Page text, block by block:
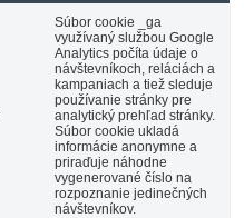
Súbor cookie _ga
využívaný službou Google
Analytics počíta údaje o
návštevníkoch, reláciách a
kampaniach a tiež sleduje
používanie stránky pre
analytický prehľad stránky.
Súbor cookie ukladá
informácie anonymne a
priraďuje náhodne
vygenerované číslo na
rozpoznanie jedinečných
návštevníkov.